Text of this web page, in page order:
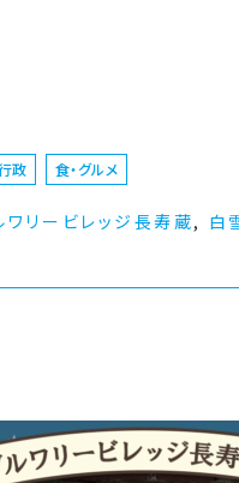
政 食・グルメ
ワリービレッジ長寿蔵, 白